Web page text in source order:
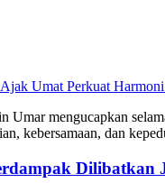
Umar mengucapkan
kebersamaan, dan
Dilibatkan